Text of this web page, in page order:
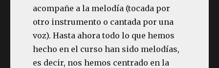
acompañe a la melodía (tocada por
otro instrumento o cantada por una
voz). Hasta ahora todo lo que hemos
hecho en el curso han sido melodías,
es decir, nos hemos centrado en la